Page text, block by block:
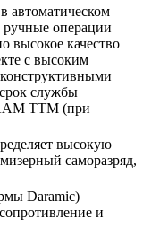
автоматическом
операции
высокое качество
с высоким
службы
ТTM (при
высокую
саморазряд,
Daramic)
и